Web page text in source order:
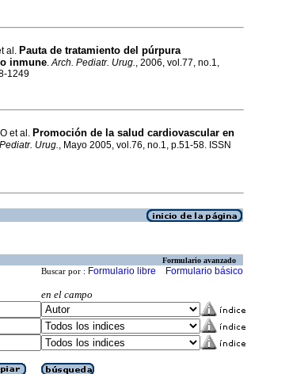
al. Pauta de tratamiento del púrpura
inmune.Arch. Pediatr. Urug., 2006, vol.77, no.1,
1249
et al. Promoción de la salud cardiovascular en
Urug., Mayo 2005, vol.76, no.1, p.51-58. ISSN
Formulario avanzado
Buscar por : Formulario libre Formulario básico
en el campo